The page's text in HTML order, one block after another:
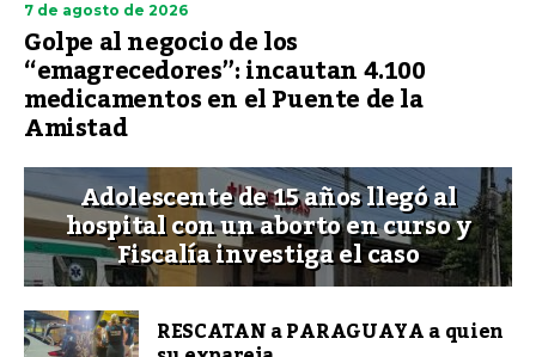
7 de agosto de 2026
Golpe al negocio de los
“emagrecedores”: incautan 4.100
medicamentos en el Puente de la
Amistad
Adolescente de 15 años llegó al
hospital con un aborto en curso y
Fiscalía investiga el caso
RESCATAN a PARAGUAYA a quien